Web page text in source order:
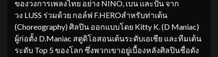
ของวงการเพลงไทย อย่าง NINO, เบน และปั้น จาก
วง LUSS ร่วมด้วย กอล์ฟ F.HEROสำหรับท่าเต้น
(Choreography)ศิลปิน ออกแบบโดย Kitty K. (D Maniac)
ผู้ก่อตั้ง D.Maniac สตูดิโอสอนเต้นระดับเอเชีย และทีมเต้น
ระดับ Top 5 ของโลก ซึ่งพวกเขาอยู่เบื้องหลังศิลปินชื่อดัง